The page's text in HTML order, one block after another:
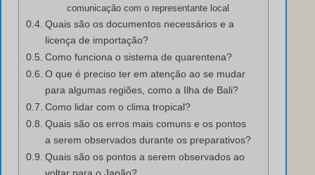
comunicação com o representante local
Quais são os documentos necessários e a
licença de importação?
Como funciona o sistema de quarentena?
O que é preciso ter em atenção ao se mudar
para algumas regiões, como a Ilha de Bali?
Como lidar com o clima tropical?
Quais são os erros mais comuns e os pontos
a serem observados durante os preparativos?
Quais são os pontos a serem observados ao